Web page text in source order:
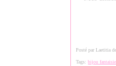
Posté par Laetitia
Tags:bijou fantaisie